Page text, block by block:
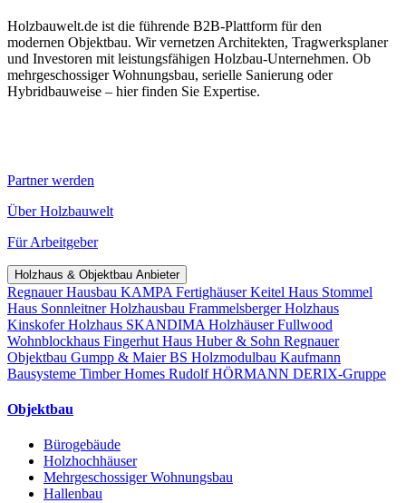
Holzbauwelt.de ist die führende B2B-Plattform für den
modernen Objektbau. Wir vernetzen Architekten, Tragwerksplaner
und Investoren mit leistungsfähigen Holzbau-Unternehmen. Ob
mehrgeschossiger Wohnungsbau, serielle Sanierung oder
Hybridbauweise – hier finden Sie Expertise.
Partner werden
Über Holzbauwelt
Für Arbeitgeber
Holzhaus & Objektbau Anbieter
Regnauer Hausbau KAMPA FertighäuserKeitel Haus Stommel
Haus Sonnleitner Holzhausbau Frammelsberger Holzhaus
Kinskofer Holzhaus SKANDIMA HolzhäuserFullwood
Wohnblockhaus Fingerhut Haus Huber & Sohn Regnauer
Objektbau Gumpp & MaierBS Holzmodulbau Kaufmann
Bausysteme Timber Homes Rudolf HÖRMANN DERIX-Gruppe
Objektbau
Bürogebäude
Holzhochhäuser
Mehrgeschossiger Wohnungsbau
Hallenbau